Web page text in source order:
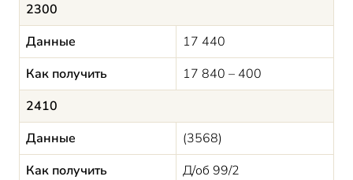
2300
Данные
17 440
Как получить
17 840 – 400
2410
Данные
(3568)
Как получить
Д/об 99/2